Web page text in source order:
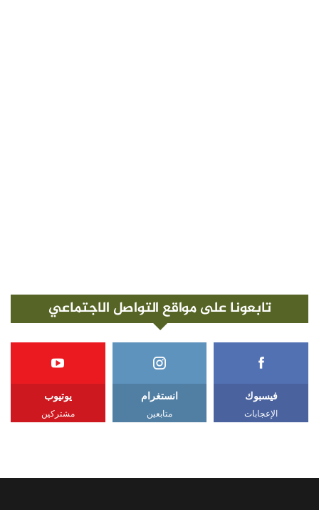
تابعونا على مواقع التواصل الاجتماعي
فيسبوك
الإعجابات
انستغرام
متابعين
يوتيوب
مشتركين